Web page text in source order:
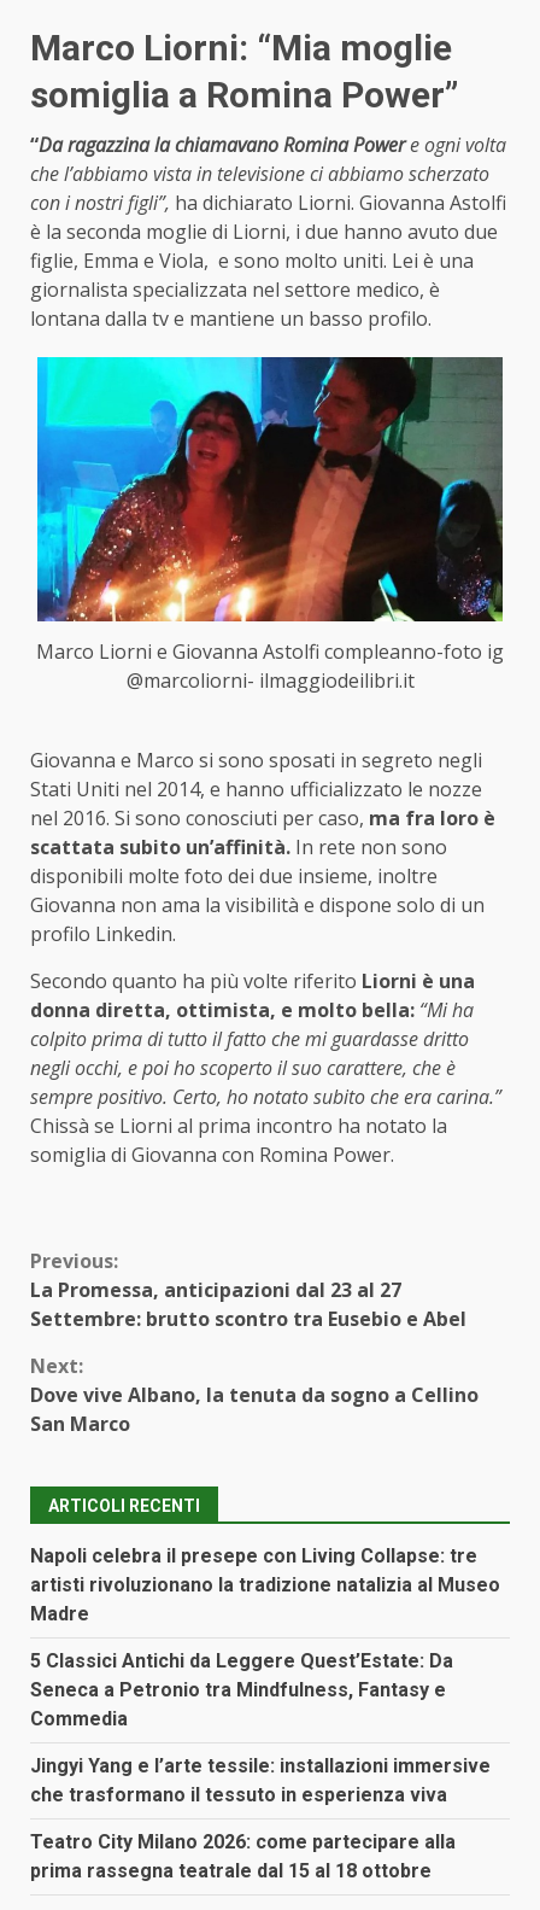
Marco Liorni: “Mia moglie
somiglia a Romina Power”
“Da ragazzina la chiamavano Romina Powere ogni volta
che l’abbiamo vista in televisione ci abbiamo scherzato
con i nostri figli”, ha dichiarato Liorni. Giovanna Astolfi
è la seconda moglie di Liorni, i due hanno avuto due
figlie, Emma e Viola, e sono molto uniti. Lei è una
giornalista specializzata nel settore medico, è
lontana dalla tv e mantiene un basso profilo.
Marco Liorni e Giovanna Astolfi compleanno-foto ig
@marcoliorni- ilmaggiodeilibri.it
Giovanna e Marco si sono sposati in segreto negli
Stati Uniti nel 2014, e hanno ufficializzato le nozze
nel 2016. Si sono conosciuti per caso, ma fra loro è
scattata subito un’affinità. In rete non sono
disponibili molte foto dei due insieme, inoltre
Giovanna non ama la visibilità e dispone solo di un
profilo Linkedin.
Secondo quanto ha più volte riferito Liorni è una
donna diretta, ottimista, e molto bella: “Mi ha
colpito prima di tutto il fatto che mi guardasse dritto
negli occhi, e poi ho scoperto il suo carattere, che è
sempre positivo. Certo, ho notato subito che era carina.”
Chissà se Liorni al prima incontro ha notato la
somiglia di Giovanna con Romina Power.
Continue
Reading
Previous:
La Promessa, anticipazioni dal 23 al 27
Settembre: brutto scontro tra Eusebio e Abel
Next:
Dove vive Albano, la tenuta da sogno a Cellino
San Marco
ARTICOLI RECENTI
Napoli celebra il presepe con Living Collapse: tre
artisti rivoluzionano la tradizione natalizia al Museo
Madre
5 Classici Antichi da Leggere Quest’Estate: Da
Seneca a Petronio tra Mindfulness, Fantasy e
Commedia
Jingyi Yang e l’arte tessile: installazioni immersive
che trasformano il tessuto in esperienza viva
Teatro City Milano 2026: come partecipare alla
prima rassegna teatrale dal 15 al 18 ottobre